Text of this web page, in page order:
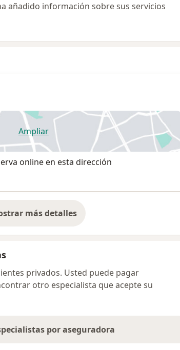
añadido información sobre sus servicios
Ampliarse abre en una nueva pestaña
online en esta dirección
más detalles
sobre la dirección
privados. Usted puede pagar
otro especialista que acepte su
por aseguradora